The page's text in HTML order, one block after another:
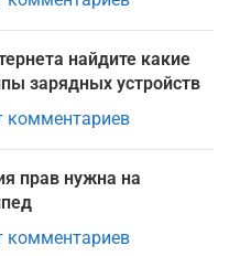
найдите какие
зарядных устройств
комментариев
прав нужна на
комментариев